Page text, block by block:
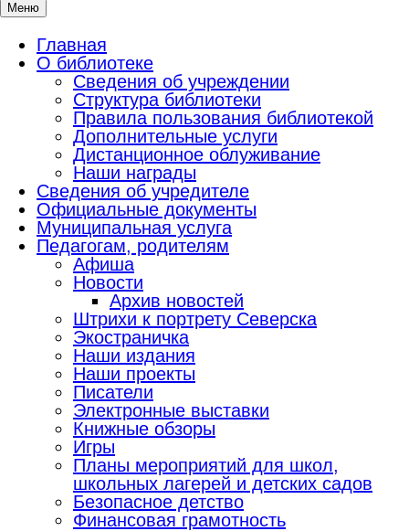
Меню
Главная
О библиотеке
Сведения об учреждении
Структура библиотеки
Правила пользования библиотекой
Дополнительные услуги
Дистанционное облуживание
Наши награды
Сведения об учредителе
Официальные документы
Муниципальная услуга
Педагогам, родителям
Афиша
Новости
Архив новостей
Штрихи к портрету Северска
Экостраничка
Наши издания
Наши проекты
Писатели
Электронные выставки
Книжные обзоры
Игры
Планы мероприятий для школ,
школьных лагерей и детских садов
Безопасное детство
Финансовая грамотность